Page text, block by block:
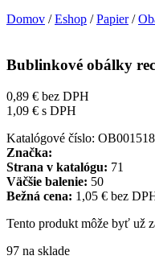
Domov /Eshop /Papier/
Bublinkové obálky
0,89 € bez DPH
1,09 € s DPH
Katalógové číslo: OB001518
Značka:
Strana v katalógu: 71
Väčšie balenie: 50
Bežná cena: 1,05 € bez
Tento produkt môže byť už
97 na sklade